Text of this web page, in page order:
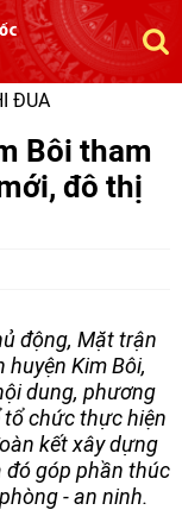
ĐUA
Bôi tham
đô thị
động, Mặt trận
Kim Bôi,
dung, phương
chức thực hiện
kết xây dựng
đó góp phần thúc
- an ninh.